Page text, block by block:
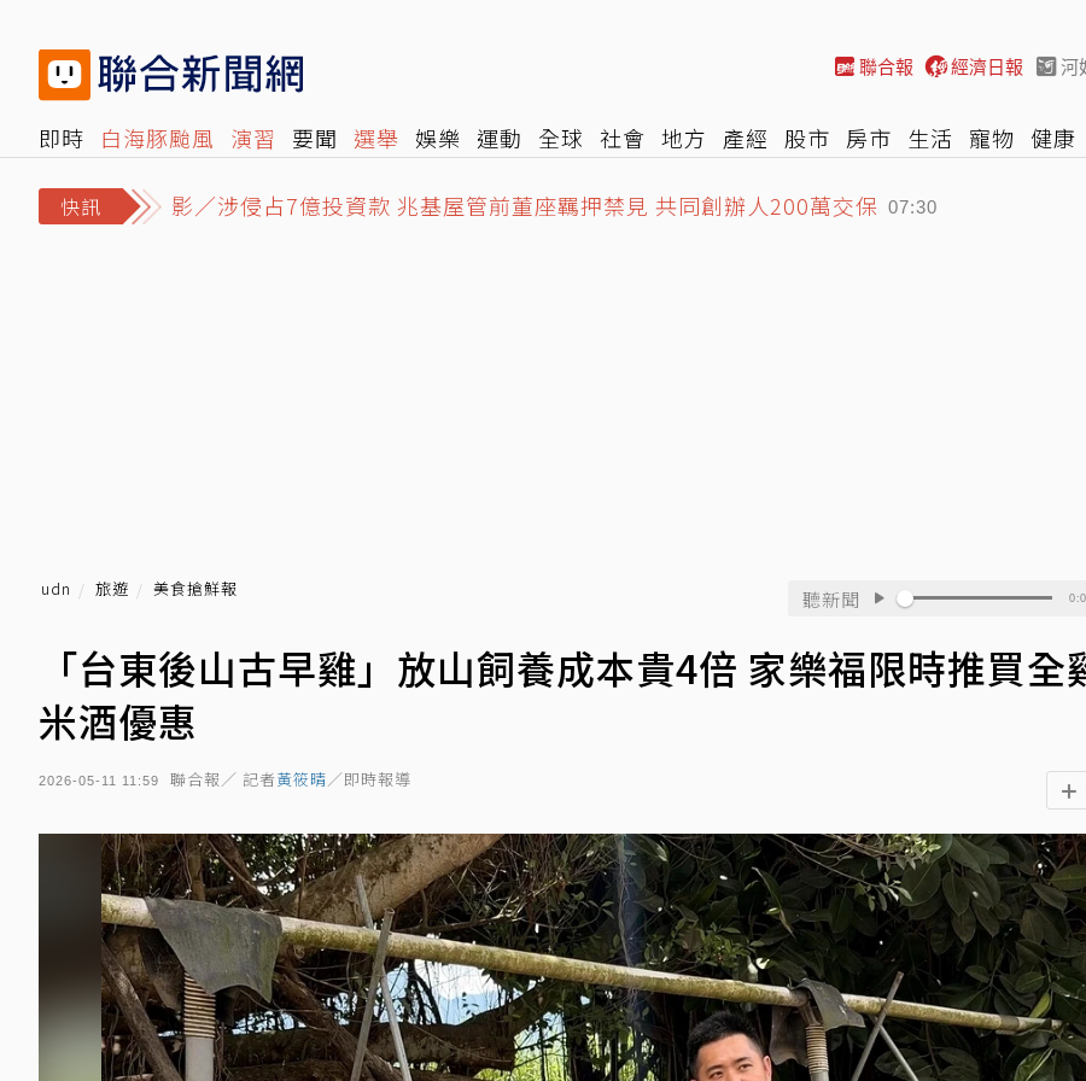
聯合報 經濟日報 河
即時 白海豚颱風 演習 要聞 選舉 娛樂 運動 全球 社會 地方 產經 股市 房市 生活 寵物 健康
快訊
影／涉侵占7億投資款 兆基屋管前董座羈押禁見 共同創辦人200萬交保
又見亂象！醫療通膨 實支實付不夠賠 07:00
udn 旅遊 美食搶鮮報 聽新聞
「台東後山古早雞」放山飼養成本貴4倍 家樂福限時推買全
米酒優惠
2026-05-11 11:59 聯合報／ 記者黃筱晴／即時報導